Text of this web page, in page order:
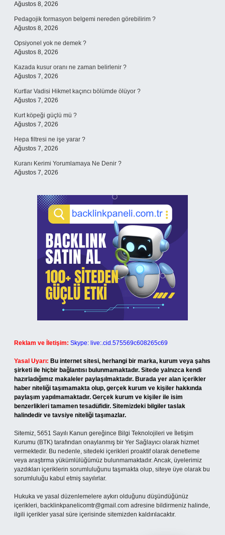
Ağustos 8, 2026
Pedagojik formasyon belgemi nereden görebilirim ?
Ağustos 8, 2026
Opsiyonel yok ne demek ?
Ağustos 8, 2026
Kazada kusur oranı ne zaman belirlenir ?
Ağustos 7, 2026
Kurtlar Vadisi Hikmet kaçıncı bölümde ölüyor ?
Ağustos 7, 2026
Kurt köpeği güçlü mü ?
Ağustos 7, 2026
Hepa filtresi ne işe yarar ?
Ağustos 7, 2026
Kuranı Kerimi Yorumlamaya Ne Denir ?
Ağustos 7, 2026
Reklam ve İletişim: Skype: live:.cid.575569c608265c69
Yasal Uyarı: Bu internet sitesi, herhangi bir marka, kurum veya şahıs
şirketi ile hiçbir bağlantısı bulunmamaktadır. Sitede yalnızca kendi
hazırladığımız makaleler paylaşılmaktadır. Burada yer alan içerikler
haber niteliği taşımamakta olup, gerçek kurum ve kişiler hakkında
paylaşım yapılmamaktadır. Gerçek kurum ve kişiler ile isim
benzerlikleri tamamen tesadüfidir. Sitemizdeki bilgiler taslak
halindedir ve tavsiye niteliği taşımazlar.
Sitemiz, 5651 Sayılı Kanun gereğince Bilgi Teknolojileri ve İletişim
Kurumu (BTK) tarafından onaylanmış bir Yer Sağlayıcı olarak hizmet
vermektedir. Bu nedenle, sitedeki içerikleri proaktif olarak denetleme
veya araştırma yükümlülüğümüz bulunmamaktadır. Ancak, üyelerimiz
yazdıkları içeriklerin sorumluluğunu taşımakta olup, siteye üye olarak bu
sorumluluğu kabul etmiş sayılırlar.
Hukuka ve yasal düzenlemelere aykırı olduğunu düşündüğünüz
içerikleri, backlinkpanelicomtr@gmail.com adresine bildirmeniz halinde,
ilgili içerikler yasal süre içerisinde sitemizden kaldırılacaktır.